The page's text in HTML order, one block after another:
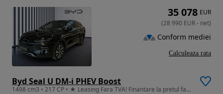
Byd Seal U DM-i PHEV Boost
1498 cm3 • 217 CP • ★ Leasing Fara TVA! Finantare la pretul fara TVA!
35 078 EUR
(28 990 EUR- net)
Conform mediei
Calculeaza rata